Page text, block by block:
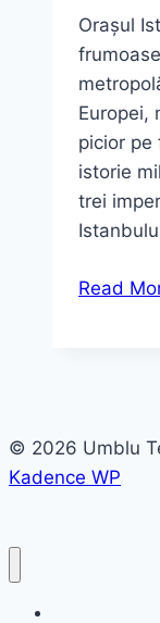
Orașul
Europei,
picior pe
istorie
trei
Read
© 2026 Umblu
Kadence WP